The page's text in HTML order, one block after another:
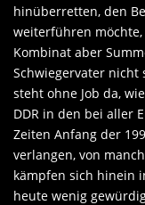
hinüberretten, den
weiterführen
Kombinat aber
Schwiegervater nicht
steht ohne Job da,
DDR in den bei aller
Zeiten Anfang der
verlangen, von
kämpfen sich hinein
heute wenig